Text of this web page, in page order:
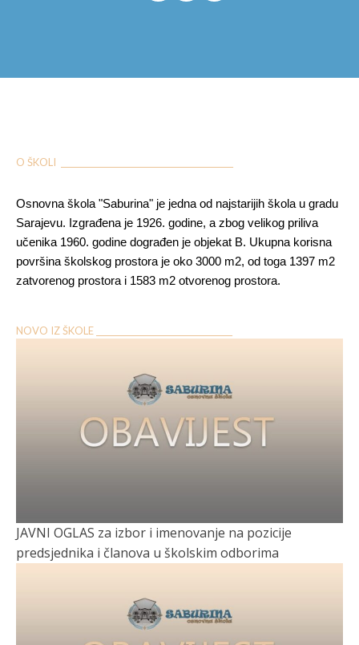
O ŠKOLI ___________________________________________
Osnovna škola "Saburina" je jedna od najstarijih škola u gradu
Sarajevu. Izgrađena je 1926. godine, a zbog velikog priliva
učenika 1960. godine dograđen je objekat B. Ukupna korisna
površina školskog prostora je oko 3000 m2, od toga 1397 m2
zatvorenog prostora i 1583 m2 otvorenog prostora.
NOVO IZ ŠKOLE __________________________________
JAVNI OGLAS za izbor i imenovanje na pozicije
predsjednika i članova u školskim odborima